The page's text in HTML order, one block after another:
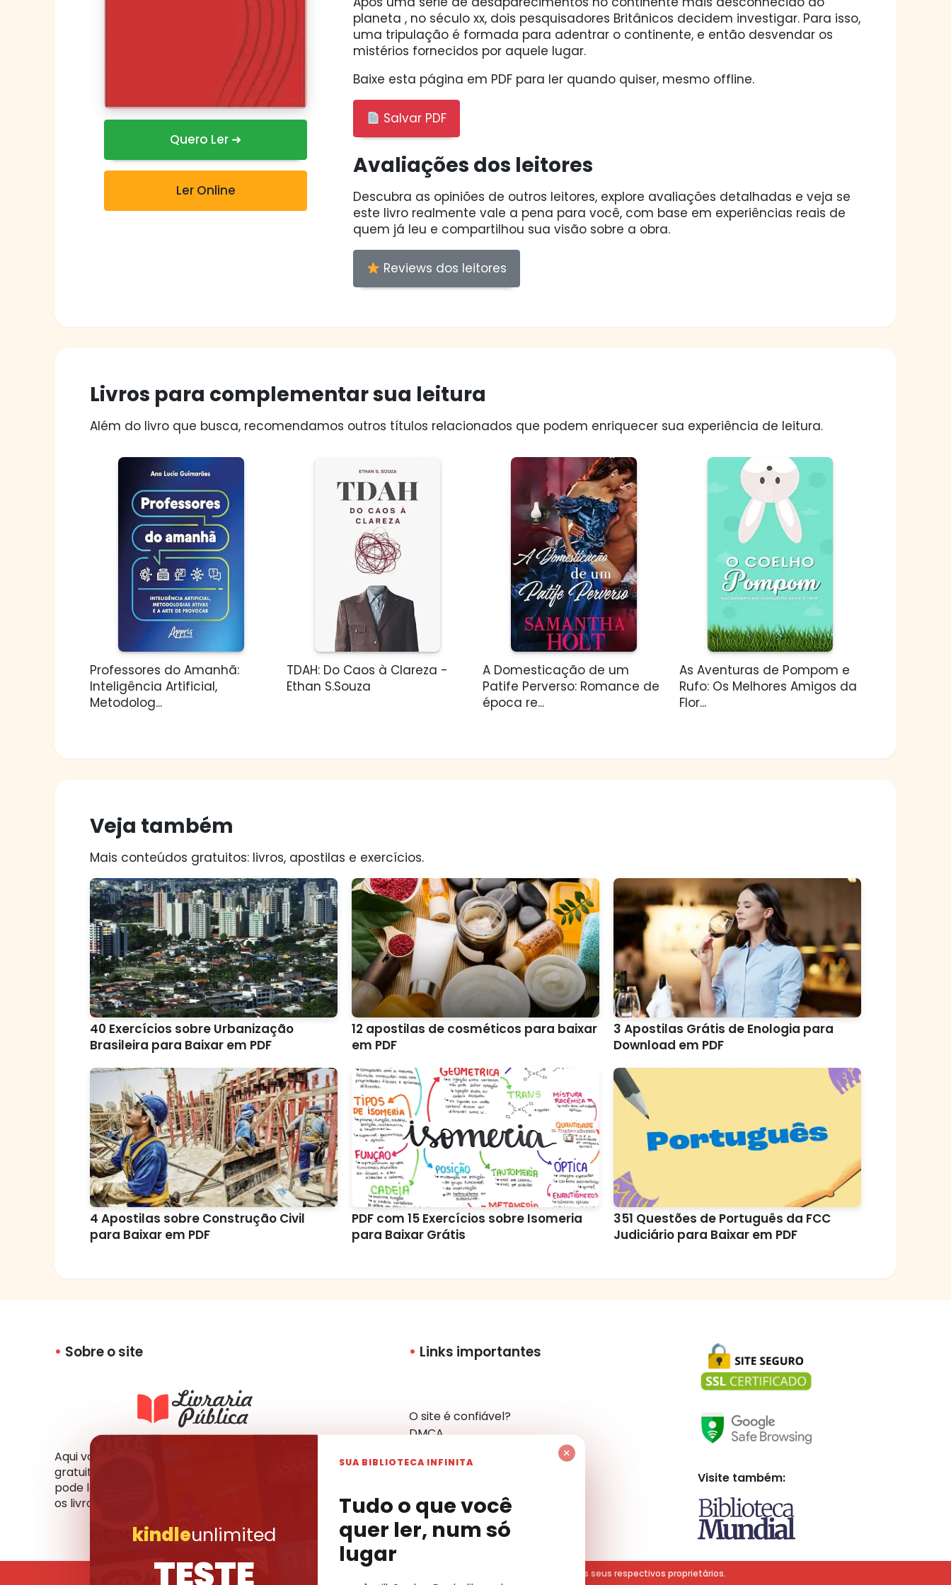
Quero Ler ➜
Ler Online
planeta , no século xx, dois pesquisadores Britânicos decidem investigar. Para isso,
uma tripulação é formada para adentrar o continente, e então desvendar os
mistérios fornecidos por aquele lugar.
Baixe esta página em PDF para ler quando quiser, mesmo offline.
Salvar PDF
Avaliações dos leitores
Descubra as opiniões de outros leitores, explore avaliações detalhadas e veja se
este livro realmente vale a pena para você, com base em experiências reais de
quem já leu e compartilhou sua visão sobre a obra.
Reviews dos leitores
Livros para complementar sua leitura
Além do livro que busca, recomendamos outros títulos relacionados que podem enriquecer sua experiência de leitura.
Professores do Amanhã:
Inteligência Artificial,
Metodolog...
TDAH: Do Caos à Clareza -
Ethan S.Souza
A Domesticação de um
Patife Perverso: Romance de
época re...
As Aventuras de Pompom e
Rufo: Os Melhores Amigos da
Flor...
Veja também
Mais conteúdos gratuitos: livros, apostilas e exercícios.
40 Exercícios sobre Urbanização
Brasileira para Baixar em PDF
12 apostilas de cosméticos para baixar
em PDF
3 Apostilas Grátis de Enologia para
Download em PDF
4 Apostilas sobre Construção Civil
para Baixar em PDF
PDF com 15 Exercícios sobre Isomeria
para Baixar Grátis
351 Questões de Português da FCC
Judiciário para Baixar em PDF
Sobre o site
Aqui você tem acesso a milhares de livros
gratuitos em vários formatos e idiomas. Você
pode ler online, fazer o download ou compartilhar
os livros que mais gosta com seus amigos.
Links importantes
O site é confiável?
DMCA
Mapa do Site
Visite também:
© 2017-2026 Livraria Pública. Todas os livros divulgados são marcas registradas dos seus respectivos proprietários.
×
kindleunlimited
TESTE
SUA BIBLIOTECA INFINITA
Tudo o que você
quer ler, num só
lugar